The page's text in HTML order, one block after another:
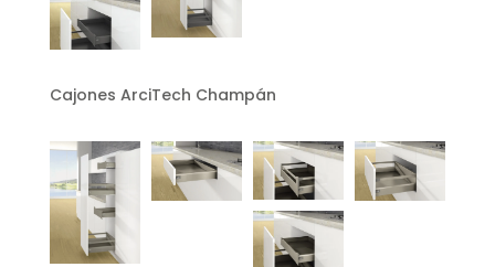
Cajones ArciTech Champán